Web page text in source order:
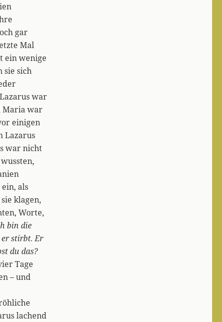
gar
Mal
ein wenige
sie sich
war
Maria war
einigen
Lazarus
war nicht
als
klagen,
Worte,
bin die
stirbt. Er
du das?
Tage
– und
lachend